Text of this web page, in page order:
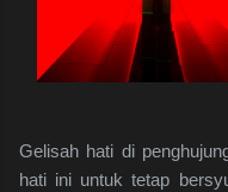
Gelisah hati di
hati ini untuk tetap